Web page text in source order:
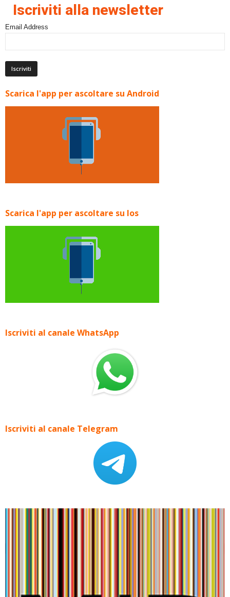
Iscriviti alla newsletter
Email Address
Scarica l'app per ascoltare su Android
Scarica l'app per ascoltare su Ios
Iscriviti al canale WhatsApp
Iscriviti al canale Telegram